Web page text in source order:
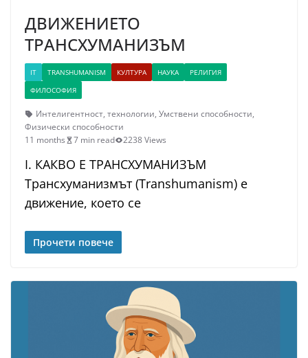
ДВИЖЕНИЕТО
ТРАНСХУМАНИЗЪМ
IT TRANSHUMANISM КУЛТУРА НАУКА
РЕЛИГИЯ
ФИЛОСОФИЯ
Интелигентност, технологии, Умствени способности,
Физически способности
11 months
7 min read 2238 Views
I. КАКВО Е ТРАНСХУМАНИЗЪМ
Трансхуманизмът (Transhumanism) е
движение, което се
Прочети повече